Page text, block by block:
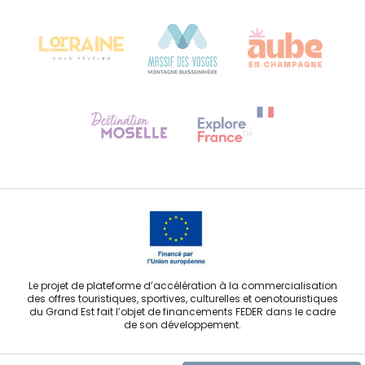
Contactez-nous
Le projet de plateforme d’accélération à la commercialisation
des offres touristiques, sportives, culturelles et oenotouristiques
du Grand Est fait l’objet de financements FEDER dans le cadre
de son développement.